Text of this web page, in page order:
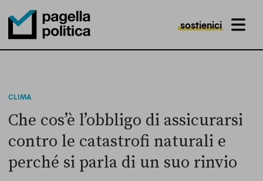
Pagella Politica Logo
sostienici MENU
CLIMA
Che cos’è l’obbligo di assicurarsi
contro le catastrofi naturali e
perché si parla di un suo rinvio